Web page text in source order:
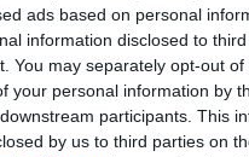
ads based on personal
information disclosed to
You may separately opt-out
your personal information by
downstream participants. This
by us to third parties on